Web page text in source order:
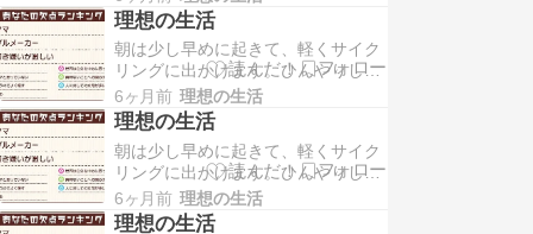
るのを感じます。こうした…
立ち寄ってコーヒーとパンを買い、
そのまま外でさっと朝食をとりま
す。静かな朝の時間に体を動かしつ
つ、好きな飲み物と一緒に気持ちよ
く一日を始められる瞬間です。 帰宅
後は、そのまま家でゆっく…
理想の生活
朝は少し早めに起きて、軽くサイク
リングに出かけます。ひんやりした
空気の中を走りながら、コンビニへ
立ち寄ってコーヒーとパンを買い、
そのまま外でさっと朝食をとりま
す。静かな朝の時間に体を動かしつ
つ、好きな飲み物と一緒に気持ちよ
く一日を始められる瞬間です。 帰宅
後は、そのまま家でゆっく…
6ヶ月前 理想の生活
理想の生活
朝は少し早めに起きて、軽くサイク
リングに出かけます。ひんやりした
空気の中を走りながら、コンビニへ
立ち寄ってコーヒーとパンを買い、
6ヶ月前 理想の生活
理想の生活